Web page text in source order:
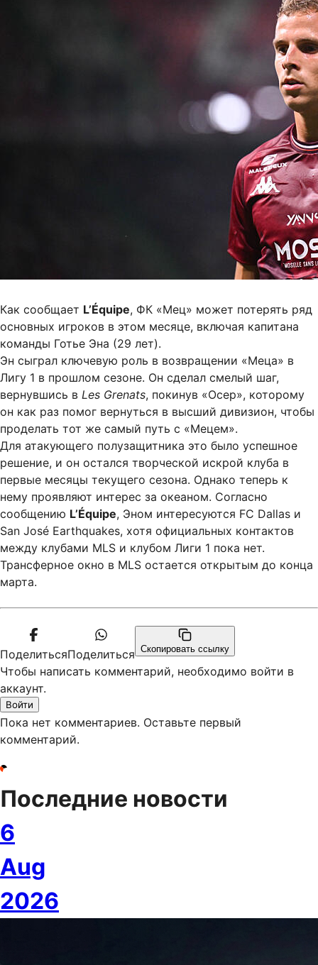
Как сообщает L’Équipe, ФК «Мец» может потерять ряд
основных игроков в этом месяце, включая капитана
команды Готье Эна (29 лет).
Эн сыграл ключевую роль в возвращении «Меца» в
Лигу 1 в прошлом сезоне. Он сделал смелый шаг,
вернувшись в Les Grenats, покинув «Осер», которому
он как раз помог вернуться в высший дивизион, чтобы
проделать тот же самый путь с «Мецем».
Для атакующего полузащитника это было успешное
решение, и он остался творческой искрой клуба в
первые месяцы текущего сезона. Однако теперь к
нему проявляют интерес за океаном. Согласно
сообщению L’Équipe, Эном интересуются FC Dallas и
San José Earthquakes, хотя официальных контактов
между клубами MLS и клубом Лиги 1 пока нет.
Трансферное окно в MLS остается открытым до конца
марта.
ПоделитьсяПоделиться Скопировать ссылку
Чтобы написать комментарий, необходимо войти в
аккаунт.
Войти
Пока нет комментариев. Оставьте первый
комментарий.
Последние новости
6
Aug
2026